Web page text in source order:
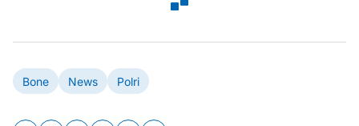
Bone News Polri